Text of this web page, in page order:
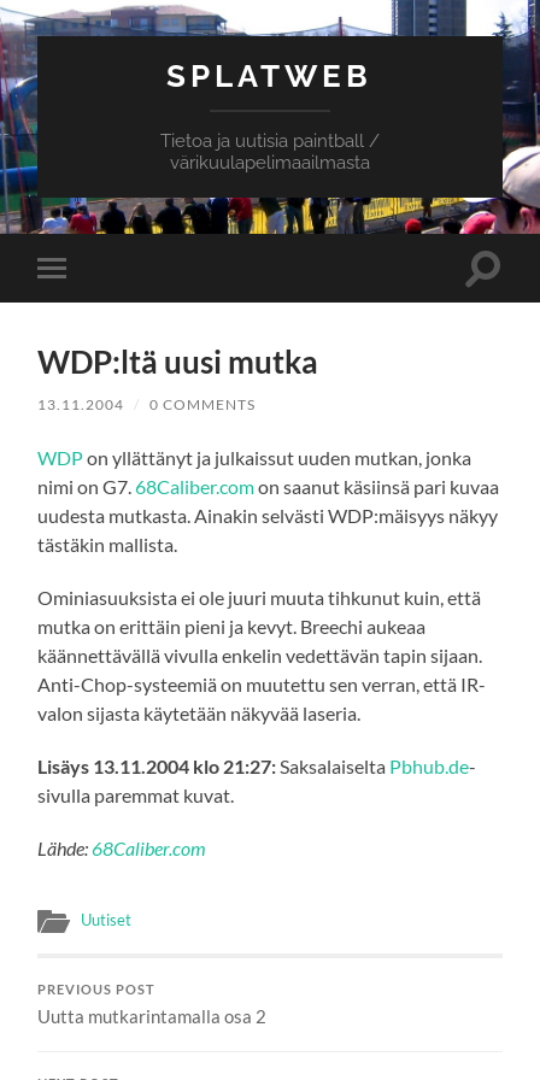
SPLATWEB
Tietoa ja uutisia paintball /
värikuulapelimaailmasta
Toggle
mobile
Toggle
WDP:ltä uusi mutka
13.11.2004 / 0 COMMENTS
WDPon yllättänyt ja julkaissut uuden mutkan, jonka
nimi on G7.68Caliber.comon saanut käsiinsä pari kuvaa
uudesta mutkasta. Ainakin selvästi WDP:mäisyys näkyy
tästäkin mallista.
Ominiasuuksista ei ole juuri muuta tihkunut kuin, että
mutka on erittäin pieni ja kevyt. Breechi aukeaa
käännettävällä vivulla enkelin vedettävän tapin sijaan.
Anti-Chop-systeemiä on muutettu sen verran, että IR-
valon sijasta käytetään näkyvää laseria.
Lisäys 13.11.2004 klo 21:27: Saksalaiselta Pbhub.de-
sivulla paremmat kuvat.
Lähde:68Caliber.com
Uutiset
PREVIOUS POST
Uutta mutkarintamalla osa 2